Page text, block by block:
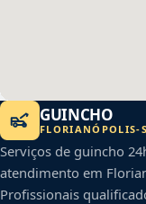
GUINCHO
FLORIANÓPOLIS-
Serviços de guincho
atendimento em
Profissionais